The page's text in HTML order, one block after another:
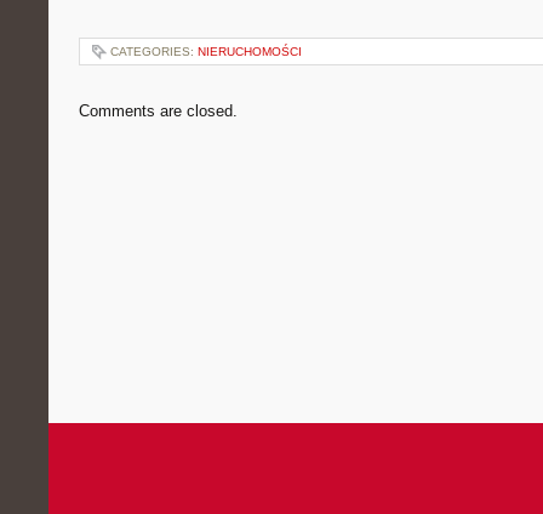
CATEGORIES: NIERUCHOMOŚCI
Comments are closed.